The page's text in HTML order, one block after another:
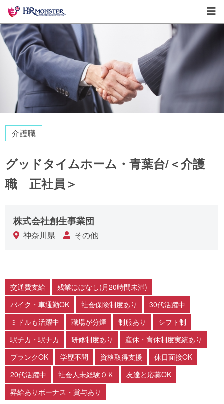
介護職
グッドタイムホーム・青葉台/＜介護
職 正社員＞
株式会社創生事業団
神奈川県 その他
交通費支給
残業ほぼなし(月20時間未満)
バイク・車通勤OK
社会保険制度あり
30代活躍中
ミドルも活躍中
職場が分煙 制服あり
シフト制
駅チカ・駅ナカ
研修制度あり
産休・育休制度実績あり
ブランクOK
学歴不問 資格取得支援
休日面接OK
20代活躍中
社会人未経験ＯＫ
友達と応募OK
昇給ありボーナス・賞与あり